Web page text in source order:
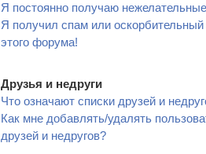
Я постоянно получаю
Я получил спам или оскорбительный
этого форума!
Друзья и недруги
Что означают списки друзей и
Как мне добавлять/удалять
друзей и недругов?